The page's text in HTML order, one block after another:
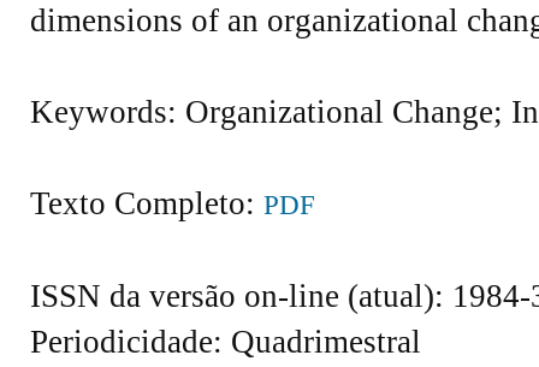
dimensions of an organizational
Keywords: Organizational Change;
Texto Completo: PDF
ISSN da versão on-line (atual): 1984-
Periodicidade: Quadrimestral